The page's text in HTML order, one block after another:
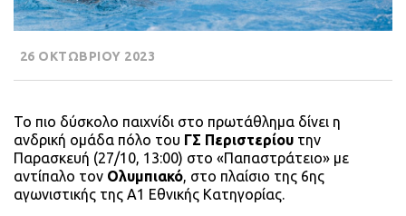
26 ΟΚΤΩΒΡΙΟΥ 2023
Το πιο δύσκολο παιχνίδι στο πρωτάθλημα δίνει η
ανδρική ομάδα πόλο του ΓΣ Περιστερίου την
Παρασκευή (27/10, 13:00) στο «Παπαστράτειο» με
αντίπαλο τον Ολυμπιακό, στο πλαίσιο της 6ης
αγωνιστικής της Α1 Εθνικής Κατηγορίας.